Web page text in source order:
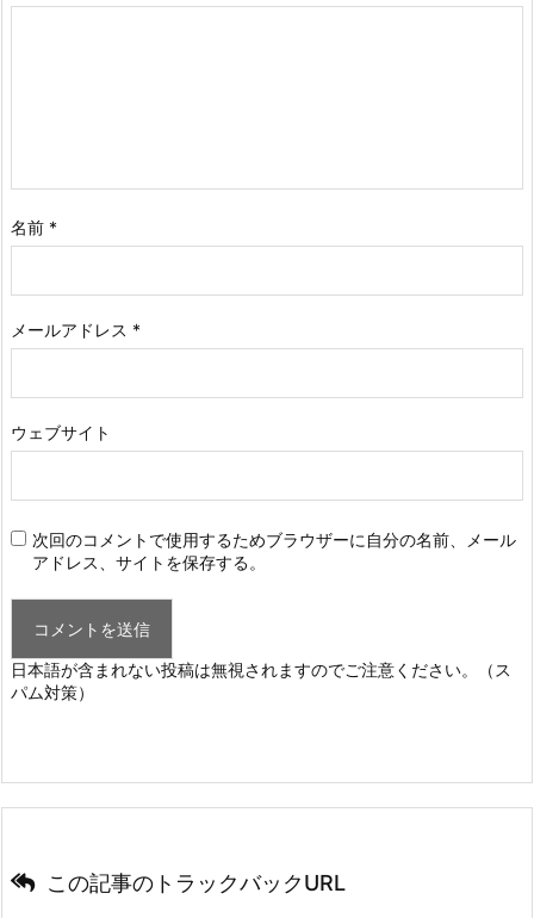
名前 *
メールアドレス *
ウェブサイト
次回のコメントで使用するためブラウザーに自分の名前、メール
アドレス、サイトを保存する。
日本語が含まれない投稿は無視されますのでご注意ください。（ス
パム対策）
この記事のトラックバックURL